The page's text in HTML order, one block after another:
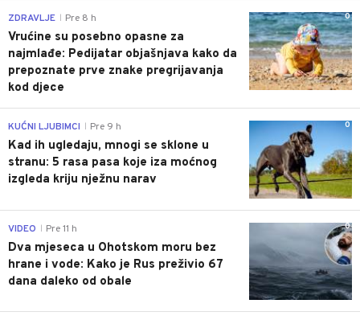
0
ZDRAVLJE Pre 8 h
Vrućine su posebno opasne za
najmlađe: Pedijatar objašnjava kako da
prepoznate prve znake pregrijavanja
kod djece
0
KUĆNI LJUBIMCI Pre 9 h
Kad ih ugledaju, mnogi se sklone u
stranu: 5 rasa pasa koje iza moćnog
izgleda kriju nježnu narav
0
VIDEO Pre 11 h
Dva mjeseca u Ohotskom moru bez
hrane i vode: Kako je Rus preživio 67
dana daleko od obale